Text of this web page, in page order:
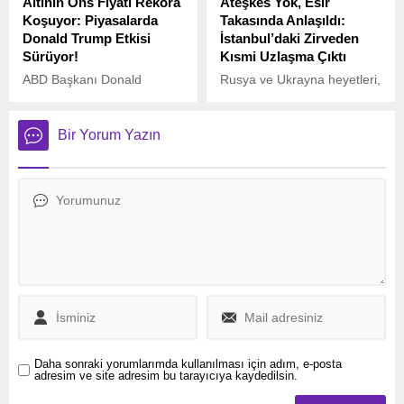
Koşuyor: Piyasalarda
Donald Trump Etkisi
Sürüyor!
ABD Başkanı Donald
teknoloji şirketlerinin
hisselerindeki piyasa
çalkantıları, altının ons
doların üzerine çıkararak
Takasında Anlaşıldı:
İstanbul’daki Zirveden
Kısmi Uzlaşma Çıktı
Rusya ve Ukrayna heyetleri,
Bir Yorum Yazın
Daha sonraki yorumlarımda kullanılması için adım, e-posta
adresim ve site adresim bu tarayıcıya kaydedilsin.